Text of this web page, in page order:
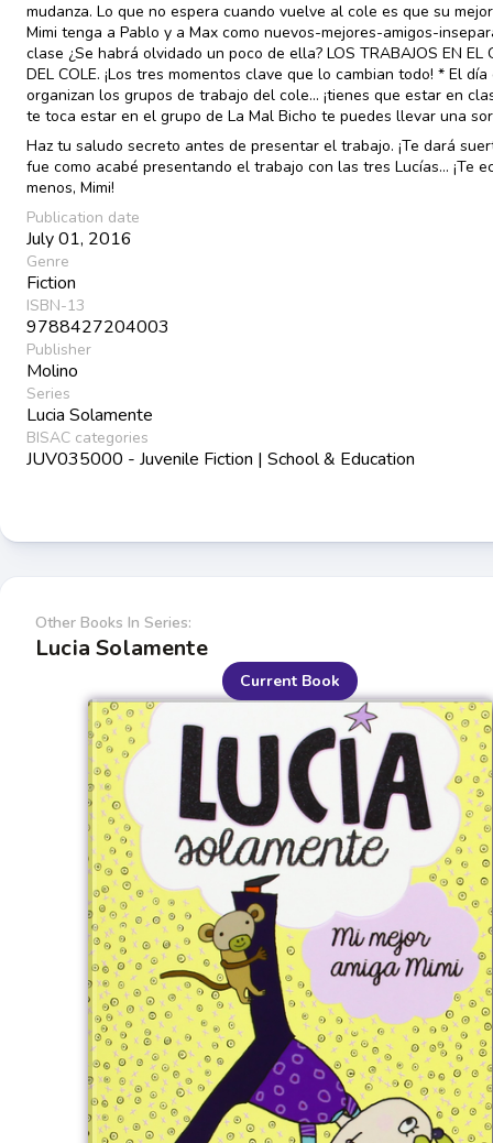
mudanza. Lo que no espera cuando vuelve al cole es que su
Mimi tenga a Pablo y a Max como nuevos-mejores-amigos-
clase ¿Se habrá olvidado un poco de ella? LOS TRABAJOS EN EL
DEL COLE. ¡Los tres momentos clave que lo cambian todo! * El día
organizan los grupos de trabajo del cole... ¡tienes que estar en
te toca estar en el grupo de La Mal Bicho te puedes llevar una
Haz tu saludo secreto antes de presentar el trabajo. ¡Te dará
fue como acabé presentando el trabajo con las tres Lucías... ¡Te
menos, Mimi!
Publication date
July 01, 2016
Genre
Fiction
ISBN-13
9788427204003
Publisher
Molino
Series
Lucia Solamente
BISAC categories
JUV035000 - Juvenile Fiction | School & Education
Other Books In Series:
Lucia Solamente
Current Book